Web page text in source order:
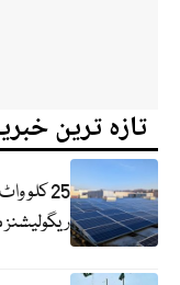
تازہ ترین
25 کلو